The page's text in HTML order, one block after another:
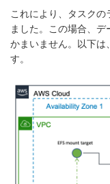
             }
            }
    ],
    "cpu": "256",
"memory":
これにより、タスクの
ました。この場合、
かまいません。以下は
す。